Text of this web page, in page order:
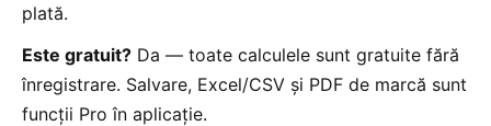
plată.
Este gratuit? Da — toate calculele sunt gratuite fără
înregistrare. Salvare, Excel/CSV și PDF de marcă sunt
funcții Pro în aplicație.